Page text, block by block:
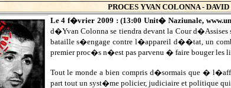
PROCES YVAN COLONNA -
Le 4 f�vrier 2009 : (13:00 Unit� Naziunale,
d�Yvan Colonna se tiendra devant la Cour
bataille s�engage contre l�appareil d��tat, un
premier proc�s n�est pas parvenu � faire bouger les
Tout le monde a bien compris d�sormais que �
part tout un syst�me policier, judiciaire et politique